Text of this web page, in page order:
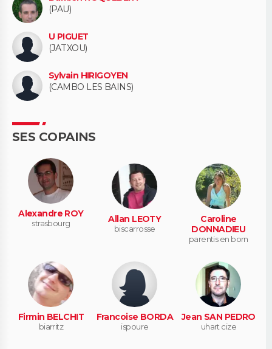
(PAU)
U PIGUET
(JATXOU)
Sylvain HIRIGOYEN
(CAMBO LES BAINS)
SES COPAINS
Alexandre ROY
strasbourg Allan LEOTY
biscarrosse
Caroline
DONNADIEU
parentis en born
Firmin BELCHIT
biarritz
Francoise BORDA
ispoure
Jean SAN PEDRO
uhart cize